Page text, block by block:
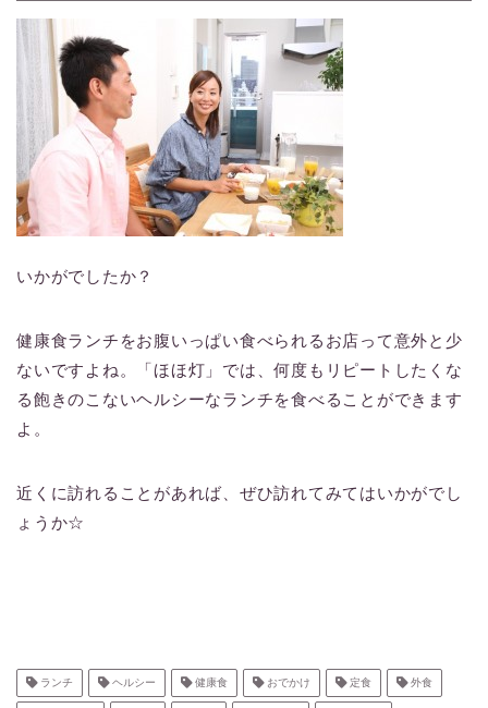
いかがでしたか？
健康食ランチをお腹いっぱい食べられるお店って意外と少
ないですよね。「ほほ灯」では、何度もリピートしたくな
る飽きのこないヘルシーなランチを食べることができます
よ。
近くに訪れることがあれば、ぜひ訪れてみてはいかがでし
ょうか☆
ランチ ヘルシー 健康食 おでかけ 定食 外食